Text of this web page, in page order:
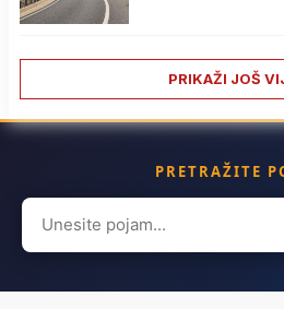
PRIKAŽI JOŠ
PRETRAŽITE
Search
for: